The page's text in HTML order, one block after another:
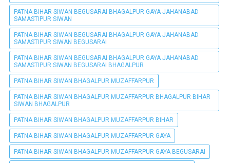
PATNA BIHAR SIWAN BEGUSARAI BHAGALPUR GAYA JAHANABAD
SAMASTIPUR SIWAN
PATNA BIHAR SIWAN BEGUSARAI BHAGALPUR GAYA JAHANABAD
SAMASTIPUR SIWAN BEGUSARAI
PATNA BIHAR SIWAN BEGUSARAI BHAGALPUR GAYA JAHANABAD
SAMASTIPUR SIWAN BEGUSARAI BHAGALPUR
PATNA BIHAR SIWAN BHAGALPUR MUZAFFARPUR
PATNA BIHAR SIWAN BHAGALPUR MUZAFFARPUR BHAGALPUR BIHAR
SIWAN BHAGALPUR
PATNA BIHAR SIWAN BHAGALPUR MUZAFFARPUR BIHAR
PATNA BIHAR SIWAN BHAGALPUR MUZAFFARPUR GAYA
PATNA BIHAR SIWAN BHAGALPUR MUZAFFARPUR GAYA BEGUSARAI